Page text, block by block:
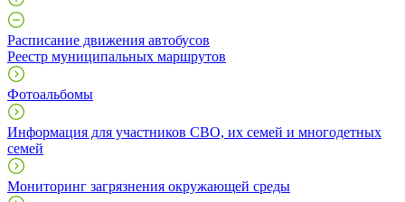
Расписание движения автобусов
Реестр муниципальных маршрутов
Фотоальбомы
Информация для участников СВО, их семей и многодетных
семей
Мониторинг загрязнения окружающей среды